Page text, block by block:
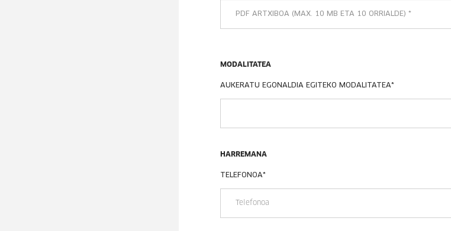
PDF ARTXIBOA (MAX. 10 MB ETA 10 ORRIALDE) *
MODALITATEA
AUKERATU EGONALDIA EGITEKO MODALITATEA*
HARREMANA
TELEFONOA*